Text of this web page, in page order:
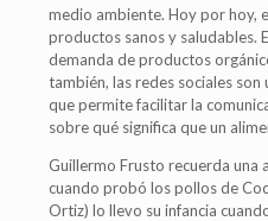
medio ambiente. Hoy por hoy,
productos sanos y saludables.
demanda de productos
también, las redes sociales son
que permite facilitar la
sobre qué significa que un
Guillermo Frusto recuerda una
cuando probó los pollos de
Ortiz) lo llevo su infancia